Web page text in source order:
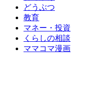
どうぶつ
教育
マネー・投資
くらしの相談
ママコマ漫画